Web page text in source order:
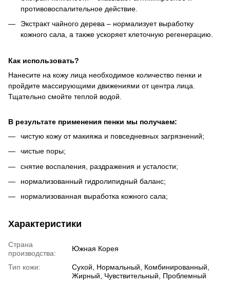
противовоспалительное действие.
Экстракт чайного дерева – нормализует выработку
кожного сала, а также ускоряет клеточную регенерацию.
Как использовать?
Нанесите на кожу лица необходимое количество пенки и
пройдите массирующими движениями от центра лица.
Тщательно смойте теплой водой.
В результате применения пенки мы получаем:
чистую кожу от макияжа и повседневных загрязнений;
чистые поры;
снятие воспаления, раздражения и усталости;
нормализованный гидролипидный баланс;
нормализованная выработка кожного сала;
Характеристики
Страна
производства:
Южная Корея
Тип кожи:
Сухой, Нормальный, Комбинированный,
Жирный, Чувствительный, Проблемный